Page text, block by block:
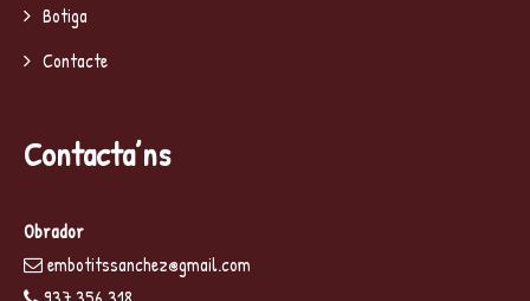
Botiga
Contacte
Contacta’ns
Obrador
embotitssanchez@gmail.com